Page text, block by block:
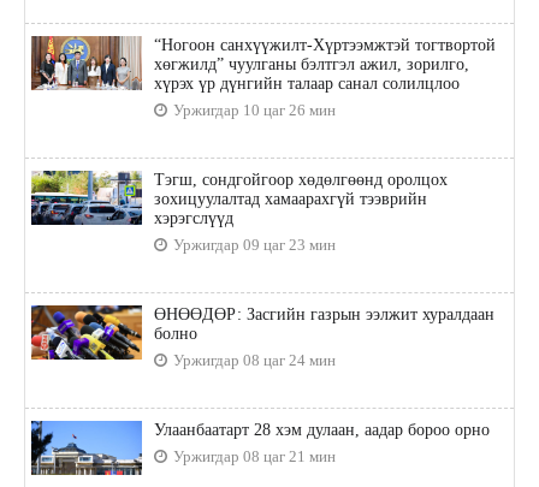
“Ногоон санхүүжилт-Хүртээмжтэй тогтвортой
хөгжилд” чуулганы бэлтгэл ажил, зорилго,
хүрэх үр дүнгийн талаар санал солилцлоо
Уржигдар 10 цаг 26 мин
Тэгш, сондгойгоор хөдөлгөөнд оролцох
зохицуулалтад хамаарахгүй тээврийн
хэрэгслүүд
Уржигдар 09 цаг 23 мин
ӨНӨӨДӨР: Засгийн газрын ээлжит хуралдаан
болно
Уржигдар 08 цаг 24 мин
Улаанбаатарт 28 хэм дулаан, аадар бороо орно
Уржигдар 08 цаг 21 мин